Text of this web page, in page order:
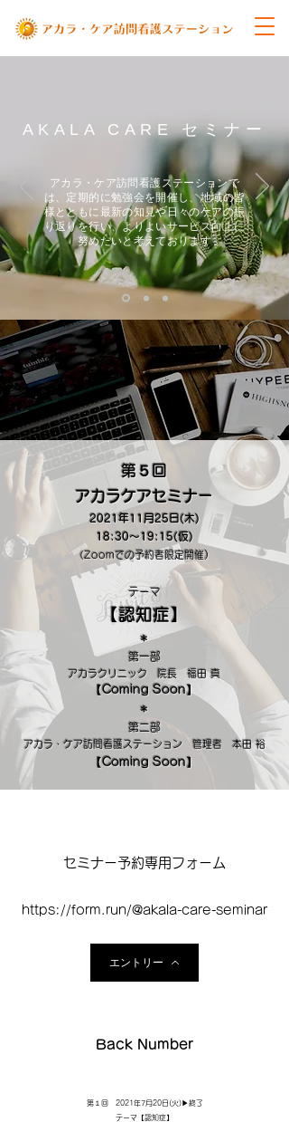
AKALA CARE セミナー
アカラ・ケア訪問看護ステーションで
は、定期的に勉強会を開催し、地域の皆
様とともに最新の知見や日々のケアの振
り返りを行い、よりよいサービス向上に
努めたいと考えております
第５回
アカラケアセミナー
2021年11月25日(木)
18:30〜19:15(仮)
​（Zoomでの予約者限定開催）​
テーマ
【認知症】
​＊
第一部
アカラクリニック 院長 福田 真
【Coming Soon】
＊
第二部
アカラ・ケア訪問看護ステーション 管理者 本田 裕
【Coming Soon】
セミナー予約専用フォーム
https://form.run/@akala-care-seminar
エントリー
Back Number
第１回 2021年7月20日(火)▶︎終了​​
テーマ【認知症】